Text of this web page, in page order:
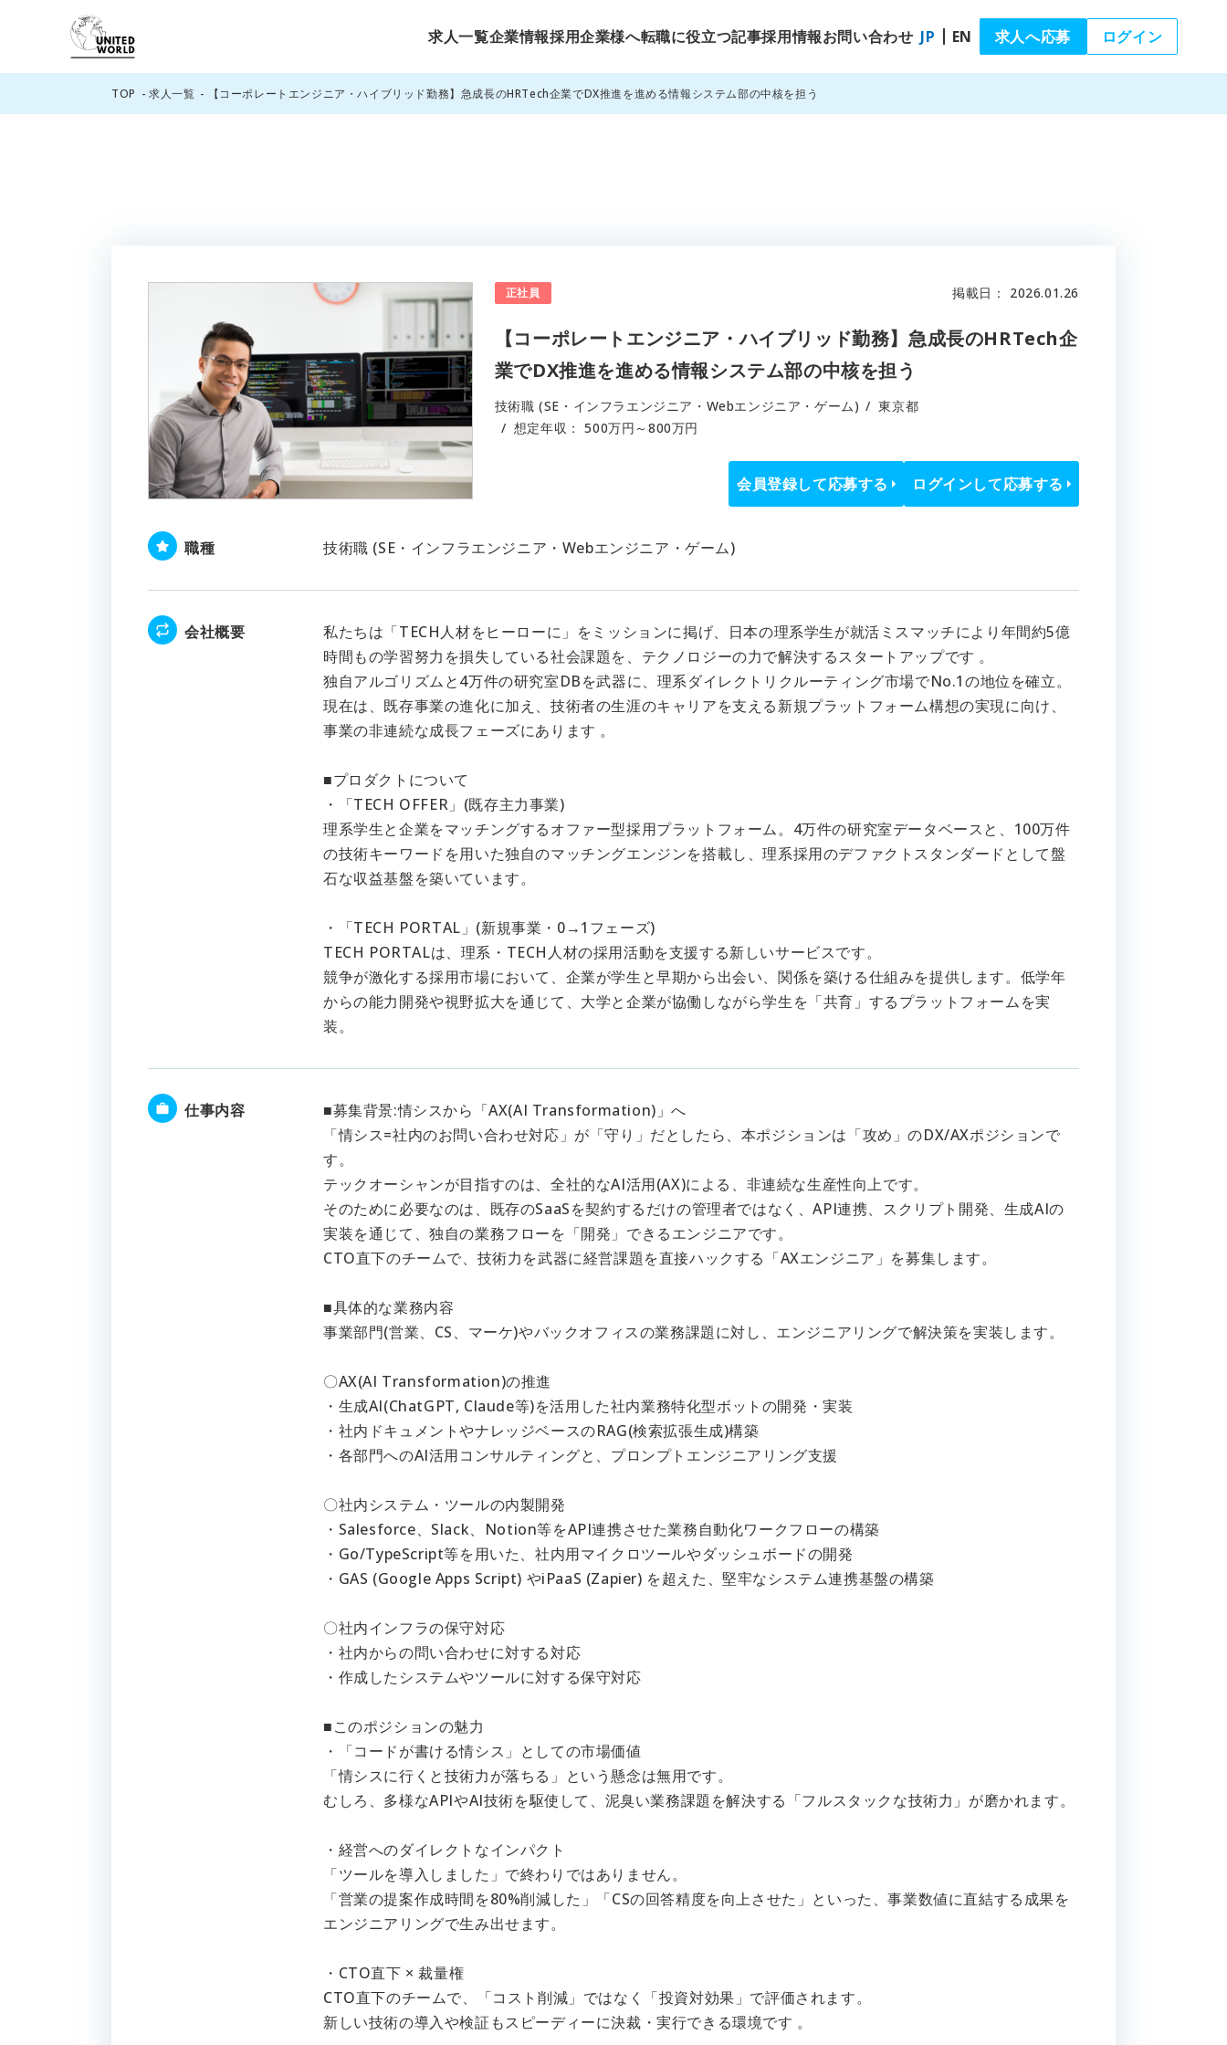
求人一覧企業情報採用企業様へ転職に役立つ記事採用情報お問い合わせ JP EN 求人へ応募 ログイン
TOP 求人一覧 【コーポレートエンジニア・ハイブリッド勤務】急成長のHRTech企業でDX推進を進める情報システム部の中核を担う
正社員 掲載日 ： 2026.01.26
【コーポレートエンジニア・ハイブリッド勤務】急成長のHRTech企
業でDX推進を進める情報システム部の中核を担う
技術職 (SE・インフラエンジニア・Webエンジニア・ゲーム)
東京都
想定年収 ： 500万円～800万円
会員登録して応募する ログインして応募する
職種 技術職 (SE・インフラエンジニア・Webエンジニア・ゲーム)
会社概要
私たちは「TECH人材をヒーローに」をミッションに掲げ、日本の理系学生が就活ミスマッチにより年間約5億
時間もの学習努力を損失している社会課題を、テクノロジーの力で解決するスタートアップです 。
独自アルゴリズムと4万件の研究室DBを武器に、理系ダイレクトリクルーティング市場でNo.1の地位を確立。
現在は、既存事業の進化に加え、技術者の生涯のキャリアを支える新規プラットフォーム構想の実現に向け、
事業の非連続な成長フェーズにあります 。
■プロダクトについて
・「TECH OFFER」(既存主力事業)
理系学生と企業をマッチングするオファー型採用プラットフォーム。4万件の研究室データベースと、100万件
の技術キーワードを用いた独自のマッチングエンジンを搭載し、理系採用のデファクトスタンダードとして盤
石な収益基盤を築いています。
・「TECH PORTAL」(新規事業・0→1フェーズ)
TECH PORTALは、理系・TECH人材の採用活動を支援する新しいサービスです。
競争が激化する採用市場において、企業が学生と早期から出会い、関係を築ける仕組みを提供します。低学年
からの能力開発や視野拡大を通じて、大学と企業が協働しながら学生を「共育」するプラットフォームを実
装。
仕事内容
■募集背景:情シスから「AX(AI Transformation)」へ
「情シス=社内のお問い合わせ対応」が「守り」だとしたら、本ポジションは「攻め」のDX/AXポジションで
す。
テックオーシャンが目指すのは、全社的なAI活用(AX)による、非連続な生産性向上です。
そのために必要なのは、既存のSaaSを契約するだけの管理者ではなく、API連携、スクリプト開発、生成AIの
実装を通じて、独自の業務フローを「開発」できるエンジニアです。
CTO直下のチームで、技術力を武器に経営課題を直接ハックする「AXエンジニア」を募集します。
■具体的な業務内容
事業部門(営業、CS、マーケ)やバックオフィスの業務課題に対し、エンジニアリングで解決策を実装します。
〇AX(AI Transformation)の推進
・生成AI(ChatGPT, Claude等)を活用した社内業務特化型ボットの開発・実装
・社内ドキュメントやナレッジベースのRAG(検索拡張生成)構築
・各部門へのAI活用コンサルティングと、プロンプトエンジニアリング支援
〇社内システム・ツールの内製開発
・Salesforce、Slack、Notion等をAPI連携させた業務自動化ワークフローの構築
・Go/TypeScript等を用いた、社内用マイクロツールやダッシュボードの開発
・GAS (Google Apps Script) やiPaaS (Zapier) を超えた、堅牢なシステム連携基盤の構築
〇社内インフラの保守対応
・社内からの問い合わせに対する対応
・作成したシステムやツールに対する保守対応
■このポジションの魅力
・「コードが書ける情シス」としての市場価値
「情シスに行くと技術力が落ちる」という懸念は無用です。
むしろ、多様なAPIやAI技術を駆使して、泥臭い業務課題を解決する「フルスタックな技術力」が磨かれます。
・経営へのダイレクトなインパクト
「ツールを導入しました」で終わりではありません。
「営業の提案作成時間を80%削減した」「CSの回答精度を向上させた」といった、事業数値に直結する成果を
エンジニアリングで生み出せます。
・CTO直下 × 裁量権
CTO直下のチームで、「コスト削減」ではなく「投資対効果」で評価されます。
新しい技術の導入や検証もスピーディーに決裁・実行できる環境です 。